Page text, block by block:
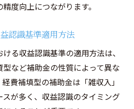
度向上につながります。
認識基準適用方法
る収益認識基準の適用方法は、
など補助金の性質によって異な
費補填型の補助金は「雑収入」
スが多く、収益認識のタイミング